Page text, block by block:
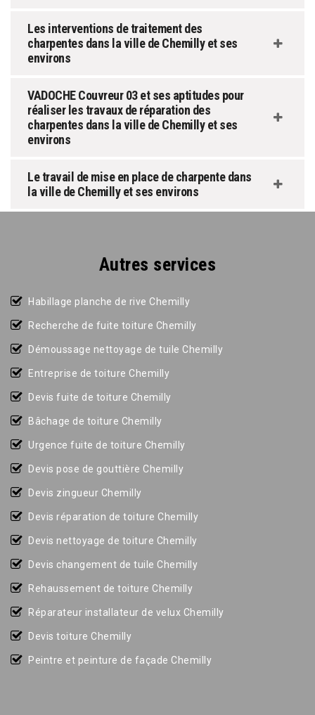
Les interventions de traitement des
charpentes dans la ville de Chemilly et ses
environs
VADOCHE Couvreur 03 et ses aptitudes pour
réaliser les travaux de réparation des
charpentes dans la ville de Chemilly et ses
environs
Le travail de mise en place de charpente dans
la ville de Chemilly et ses environs
Autres services
Habillage planche de rive Chemilly
Recherche de fuite toiture Chemilly
Démoussage nettoyage de tuile Chemilly
Entreprise de toiture Chemilly
Devis fuite de toiture Chemilly
Bâchage de toiture Chemilly
Urgence fuite de toiture Chemilly
Devis pose de gouttière Chemilly
Devis zingueur Chemilly
Devis réparation de toiture Chemilly
Devis nettoyage de toiture Chemilly
Devis changement de tuile Chemilly
Rehaussement de toiture Chemilly
Réparateur installateur de velux Chemilly
Devis toiture Chemilly
Peintre et peinture de façade Chemilly